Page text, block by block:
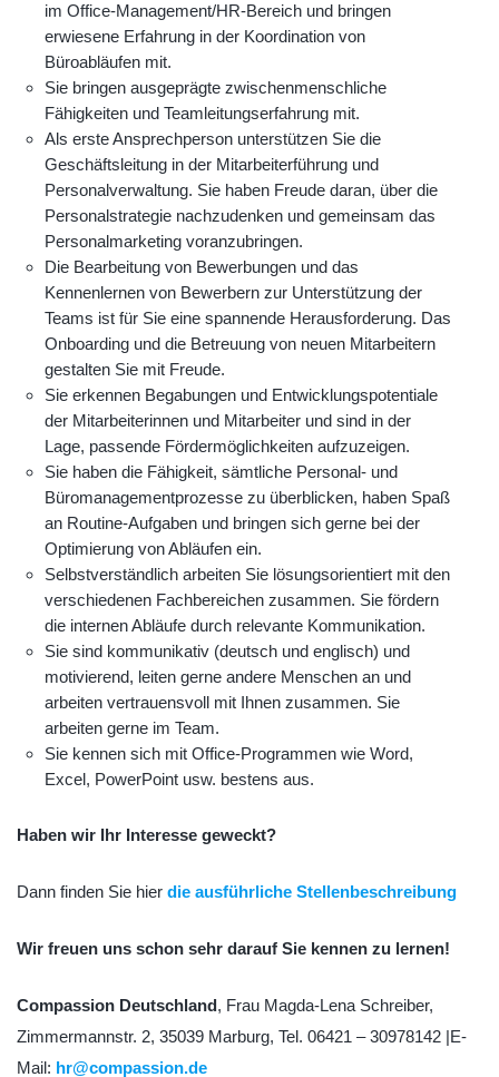
im Office-Management/HR-Bereich und bringen
erwiesene Erfahrung in der Koordination von
Büroabläufen mit.
Sie bringen ausgeprägte zwischenmenschliche
Fähigkeiten und Teamleitungserfahrung mit.
Als erste Ansprechperson unterstützen Sie die
Geschäftsleitung in der Mitarbeiterführung und
Personalverwaltung. Sie haben Freude daran, über die
Personalstrategie nachzudenken und gemeinsam das
Personalmarketing voranzubringen.
Die Bearbeitung von Bewerbungen und das
Kennenlernen von Bewerbern zur Unterstützung der
Teams ist für Sie eine spannende Herausforderung. Das
Onboarding und die Betreuung von neuen Mitarbeitern
gestalten Sie mit Freude.
Sie erkennen Begabungen und Entwicklungspotentiale
der Mitarbeiterinnen und Mitarbeiter und sind in der
Lage, passende Fördermöglichkeiten aufzuzeigen.
Sie haben die Fähigkeit, sämtliche Personal- und
Büromanagementprozesse zu überblicken, haben Spaß
an Routine-Aufgaben und bringen sich gerne bei der
Optimierung von Abläufen ein.
Selbstverständlich arbeiten Sie lösungsorientiert mit den
verschiedenen Fachbereichen zusammen. Sie fördern
die internen Abläufe durch relevante Kommunikation.
Sie sind kommunikativ (deutsch und englisch) und
motivierend, leiten gerne andere Menschen an und
arbeiten vertrauensvoll mit Ihnen zusammen. Sie
arbeiten gerne im Team.
Sie kennen sich mit Office-Programmen wie Word,
Excel, PowerPoint usw. bestens aus.
Haben wir Ihr Interesse geweckt?
Dann finden Sie hier die ausführliche Stellenbeschreibung
Wir freuen uns schon sehr darauf Sie kennen zu lernen!
Compassion Deutschland, Frau Magda-Lena Schreiber,
Zimmermannstr. 2, 35039 Marburg, Tel. 06421 – 30978142 |E-
Mail: hr@compassion.de